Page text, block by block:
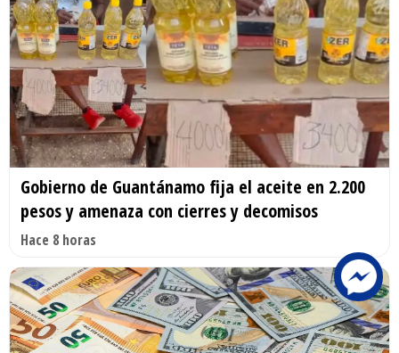
Gobierno de Guantánamo fija el aceite en 2.200
pesos y amenaza con cierres y decomisos
Hace 8 horas